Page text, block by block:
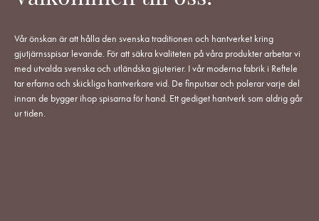
Vår önskan är att hålla den svenska traditionen och hantverket kring
gjutjärnsspisar levande. För att säkra kvaliteten på våra produkter arbetar vi
med utvalda svenska och utländska gjuterier. I vår moderna fabrik i Reftele
tar erfarna och skickliga hantverkare vid. De finputsar och polerar varje del
innan de bygger ihop spisarna för hand. Ett gediget hantverk som aldrig går
ur tiden.